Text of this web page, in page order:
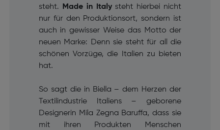
steht. Made in Italysteht hierbei nicht
nur für den Produktionsort, sondern ist
auch in gewisser Weise das Motto der
neuen Marke: Denn sie steht für all die
schönen Vorzüge, die Italien zu bieten
hat.
So sagt die in Biella – dem Herzen der
Textilindustrie Italiens – geborene
Designerin Mila Zegna Baruffa, dass sie
mit ihren Produkten Menschen